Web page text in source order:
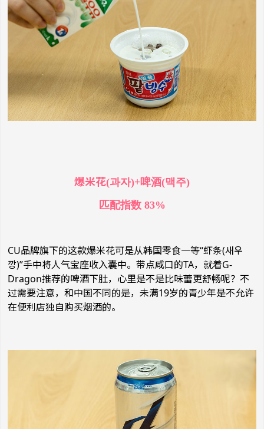
爆米花(과자)+啤酒(맥주)
匹配指数 83%
CU品牌旗下的这款爆米花可是从韩国零食一等“虾条(새우
깡)”手中将人气宝座收入囊中。带点咸口的TA，就着G-
Dragon推荐的啤酒下肚，心里是不是比味蕾更舒畅呢？不
过需要注意，和中国不同的是，未满19岁的青少年是不允许
在便利店独自购买烟酒的。